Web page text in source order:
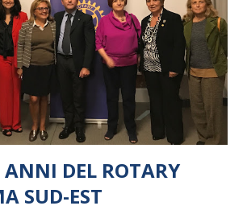
DEL ROTARY
SUD-EST